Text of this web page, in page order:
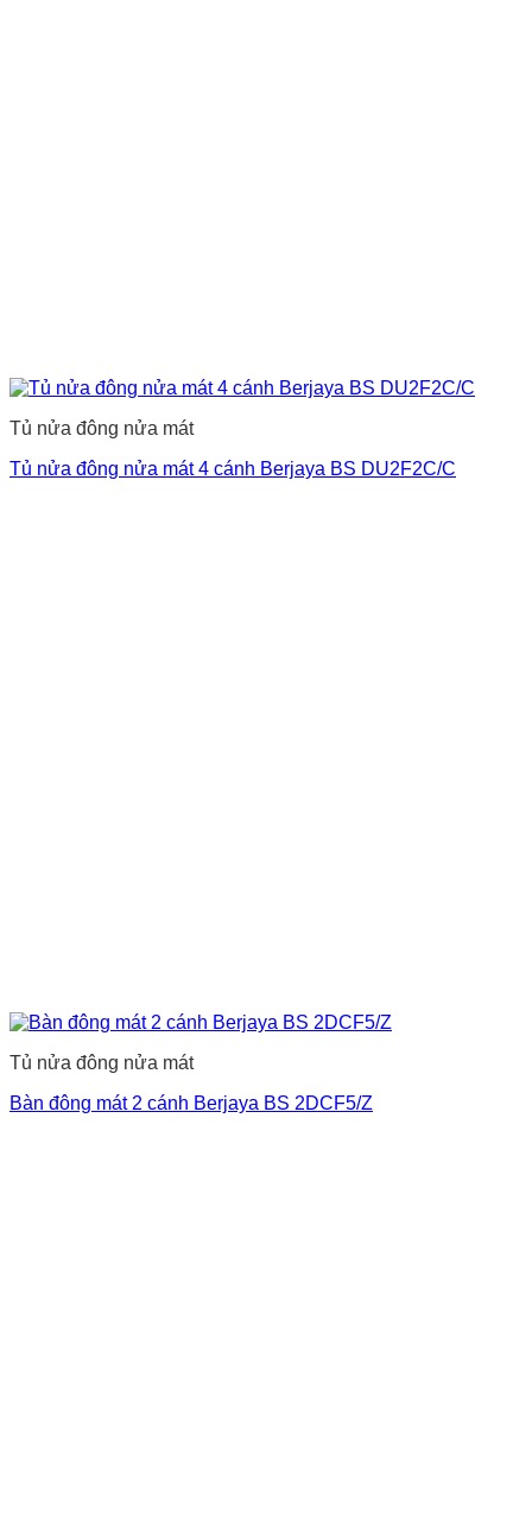
Tủ nửa đông nửa mát
Tủ nửa đông nửa mát 4 cánh Berjaya BS DU2F2C/C
Tủ nửa đông nửa mát
Bàn đông mát 2 cánh Berjaya BS 2DCF5/Z